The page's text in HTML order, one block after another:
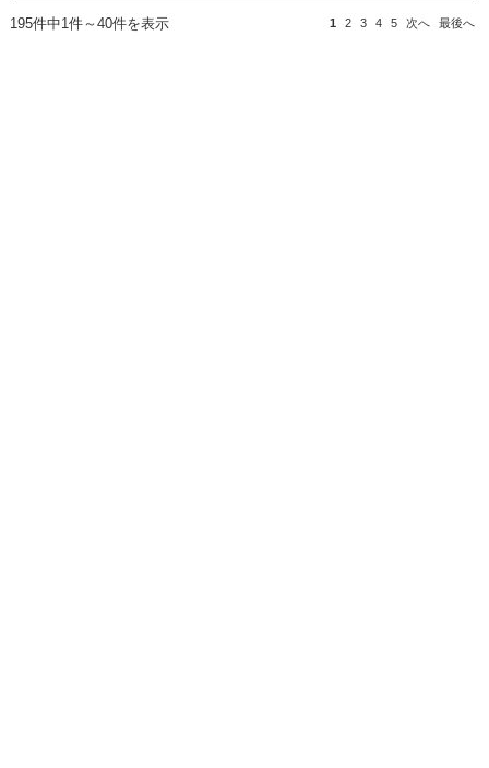
195件中1件～40件を表示 1 2 3 4 5 次へ 最後へ